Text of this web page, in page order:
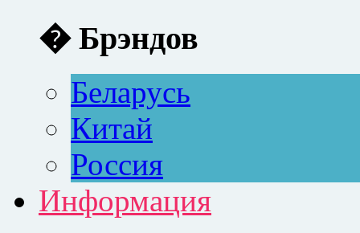
� Брэндов
Беларусь
Китай
Россия
Информация